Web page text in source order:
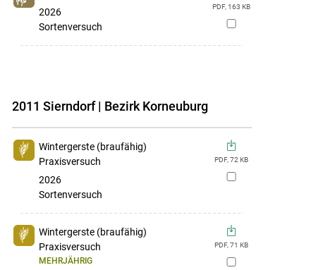
2026
Sortenversuch
PDF,163 KB
zur
2011 Sierndorf | Bezirk Korneuburg
Wintergerste (braufähig)
Praxisversuch
2026
Sortenversuch
PDF,72 KB
zur
Wintergerste (braufähig)
Praxisversuch
MEHRJÄHRIG
PDF,71 KB
zur